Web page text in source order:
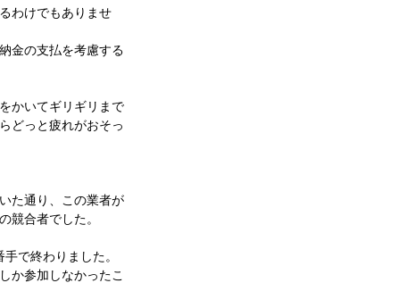
わけでもありませ
金の支払を考慮する
かいてギリギリまで
どっと疲れがおそっ
た通り、この業者が
競合者でした。
で終わりました。
か参加しなかったこ